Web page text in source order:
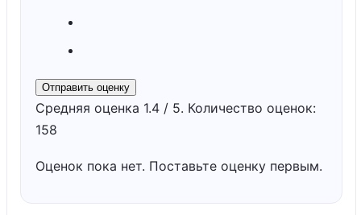
Отправить оценку
Средняя оценка 1.4 / 5. Количество оценок:
158
Оценок пока нет. Поставьте оценку первым.